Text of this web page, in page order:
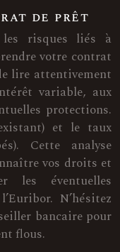
de prêt
risques liés à
votre contrat
lire attentivement
variable, aux
protections.
et le taux
Cette analyse
vos droits et
les éventuelles
N’hésitez
bancaire pour
flous.